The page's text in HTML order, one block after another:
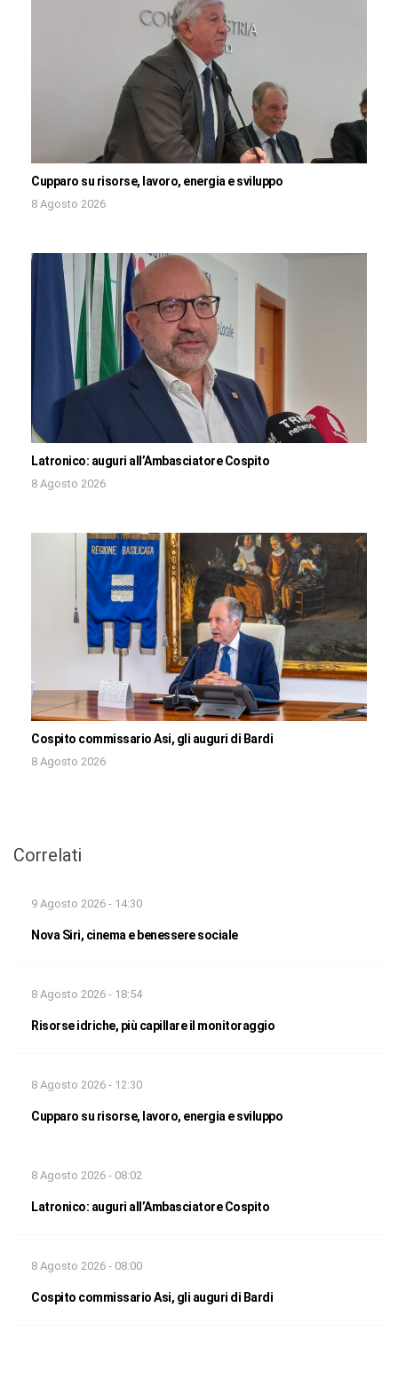
Cupparo su risorse, lavoro, energia e sviluppo
8 Agosto 2026
Latronico: auguri all’Ambasciatore Cospito
8 Agosto 2026
Cospito commissario Asi, gli auguri di Bardi
8 Agosto 2026
Correlati
9 Agosto 2026 - 14:30
Nova Siri, cinema e benessere sociale
8 Agosto 2026 - 18:54
Risorse idriche, più capillare il monitoraggio
8 Agosto 2026 - 12:30
Cupparo su risorse, lavoro, energia e sviluppo
8 Agosto 2026 - 08:02
Latronico: auguri all’Ambasciatore Cospito
8 Agosto 2026 - 08:00
Cospito commissario Asi, gli auguri di Bardi